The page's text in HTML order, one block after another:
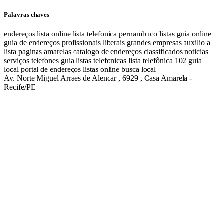
Palavras chaves
endereços lista online lista telefonica pernambuco listas guia online
guia de endereços profissionais liberais grandes empresas auxilio a
lista paginas amarelas catalogo de endereços classificados noticias
serviços telefones guia listas telefonicas lista telefônica 102 guia
local portal de endereços listas online busca local
Av. Norte Miguel Arraes de Alencar , 6929 , Casa Amarela -
Recife/PE